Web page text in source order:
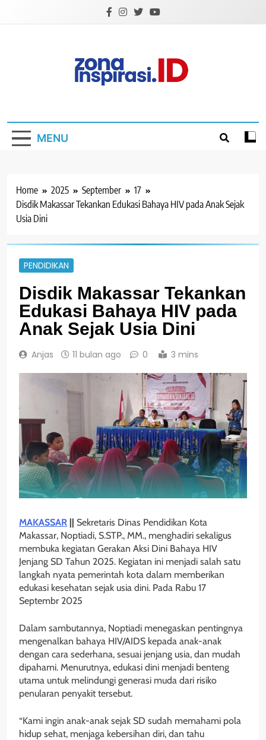
MENU
Home 2025 September
17
Disdik Makassar Tekankan Edukasi Bahaya HIV pada Anak Sejak
Usia Dini
PENDIDIKAN
Disdik Makassar Tekankan
Edukasi Bahaya HIV pada
Anak Sejak Usia Dini
Anjas 11 bulan ago 0 3 mins
MAKASSAR || Sekretaris Dinas Pendidikan Kota
Makassar, Noptiadi, S.STP., MM., menghadiri sekaligus
membuka kegiatan Gerakan Aksi Dini Bahaya HIV
Jenjang SD Tahun 2025. Kegiatan ini menjadi salah satu
langkah nyata pemerintah kota dalam memberikan
edukasi kesehatan sejak usia dini. Pada Rabu 17
Septembr 2025
Dalam sambutannya, Noptiadi menegaskan pentingnya
mengenalkan bahaya HIV/AIDS kepada anak-anak
dengan cara sederhana, sesuai jenjang usia, dan mudah
dipahami. Menurutnya, edukasi dini menjadi benteng
utama untuk melindungi generasi muda dari risiko
penularan penyakit tersebut.
“Kami ingin anak-anak sejak SD sudah memahami pola
hidup sehat, menjaga kebersihan diri, dan tahu